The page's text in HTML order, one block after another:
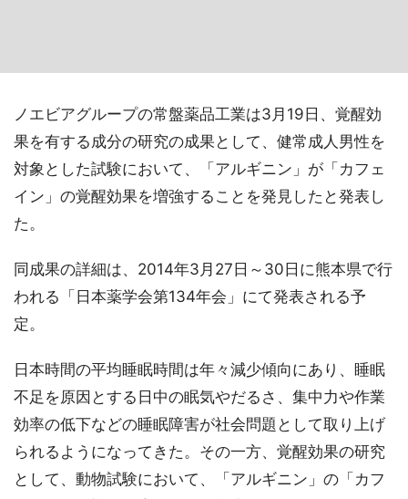
ノエビアグループの常盤薬品工業は3月19日、覚醒効
果を有する成分の研究の成果として、健常成人男性を
対象とした試験において、「アルギニン」が「カフェ
イン」の覚醒効果を増強することを発見したと発表し
た。
同成果の詳細は、2014年3月27日～30日に熊本県で行
われる「日本薬学会第134年会」にて発表される予
定。
日本時間の平均睡眠時間は年々減少傾向にあり、睡眠
不足を原因とする日中の眠気やだるさ、集中力や作業
効率の低下などの睡眠障害が社会問題として取り上げ
られるようになってきた。その一方、覚醒効果の研究
として、動物試験において、「アルギニン」の「カフ